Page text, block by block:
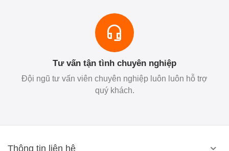
Tư vấn tận tình chuyên nghiệp
Đội ngũ tư vấn viên chuyên nghiệp luôn luôn hỗ trợ
quý khách.
Thông tin liên hệ